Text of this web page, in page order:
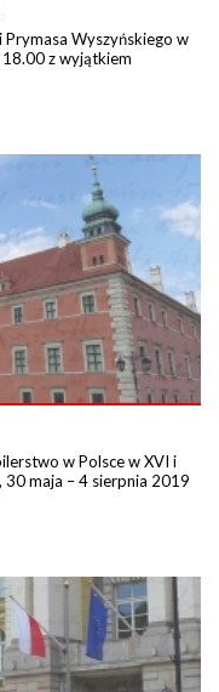
Prymasa Wyszyńskiego w
z wyjątkiem
w Polsce w XVI i
30 maja – 4 sierpnia 2019